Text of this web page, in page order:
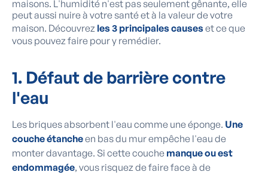
maisons. L'humidité n'est pas seulement gênante, elle
peut aussi nuire à votre santé et à la valeur de votre
maison. Découvrez les 3 principales causeset ce que
vous pouvez faire pour y remédier.
1. Défaut de barrière contre
l'eau
Les briques absorbent l'eau comme une éponge. Une
couche étancheen bas du mur empêche l'eau de
monter davantage. Si cette couche manque ou est
endommagée, vous risquez de faire face à de